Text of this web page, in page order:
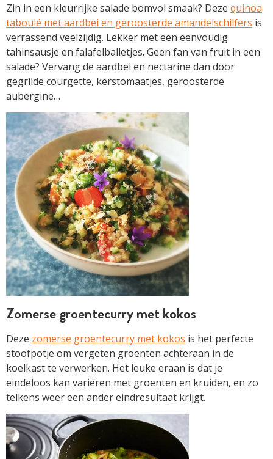
Zin in een kleurrijke salade bomvol smaak? Deze quinoa
taboulé met aardbei en geroosterde amandelschilfers is
verrassend veelzijdig. Lekker met een eenvoudig
tahinsausje en falafelballetjes. Geen fan van fruit in een
salade? Vervang de aardbei en nectarine dan door
gegrilde courgette, kerstomaatjes, geroosterde
aubergine…
Zomerse groentecurry met kokos
Deze zomerse groentecurry met kokos is het perfecte
stoofpotje om vergeten groenten achteraan in de
koelkast te verwerken. Het leuke eraan is dat je
eindeloos kan variëren met groenten en kruiden, en zo
telkens weer een ander eindresultaat krijgt.